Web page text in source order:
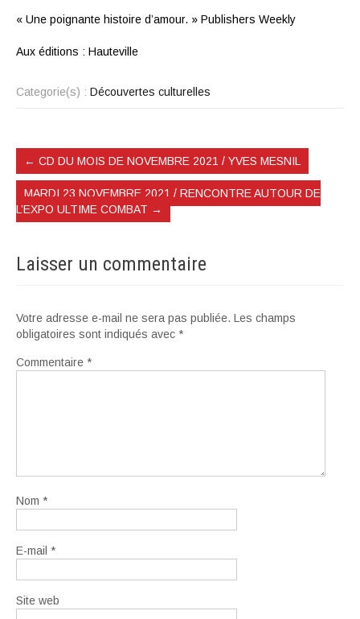
« Une poignante histoire d’amour. » Publishers Weekly
Aux éditions : Hauteville
Categorie(s) : Découvertes culturelles
← CD DU MOIS DE NOVEMBRE 2021 / YVES MESNIL
MARDI 23 NOVEMBRE 2021 / RENCONTRE AUTOUR DE
L’EXPO ULTIME COMBAT →
Laisser un commentaire
Votre adresse e-mail ne sera pas publiée. Les champs
obligatoires sont indiqués avec *
Commentaire *
Nom *
E-mail *
Site web